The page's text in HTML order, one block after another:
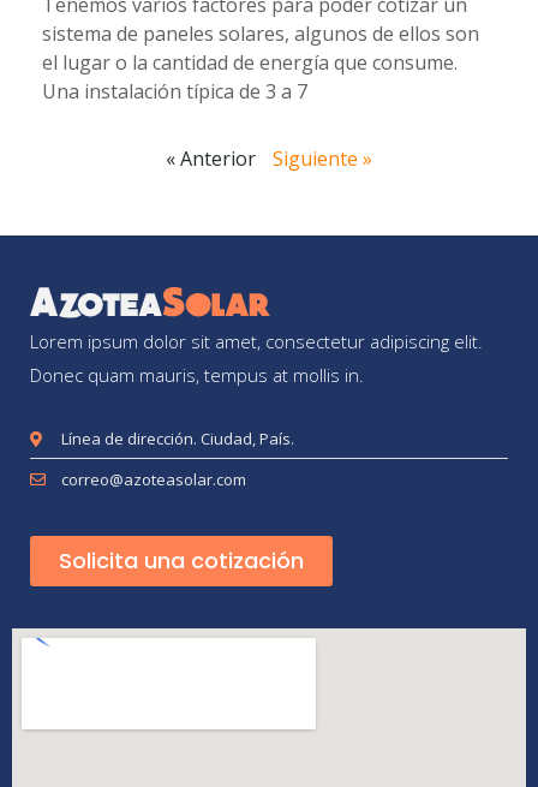
sistema de paneles solares, algunos de ellos son
el lugar o la cantidad de energía que consume.
Una instalación típica de 3 a 7
« Anterior Siguiente »
Lorem ipsum dolor sit amet, consectetur adipiscing elit.
Donec quam mauris, tempus at mollis in.
Línea de dirección. Ciudad, País.
correo@azoteasolar.com
Solicita una cotización